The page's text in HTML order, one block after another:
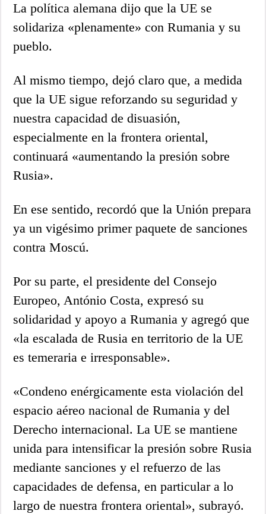
La política alemana dijo que la UE se
solidariza «plenamente» con Rumania y su
pueblo.
Al mismo tiempo, dejó claro que, a medida
que la UE sigue reforzando su seguridad y
nuestra capacidad de disuasión,
especialmente en la frontera oriental,
continuará «aumentando la presión sobre
Rusia».
En ese sentido, recordó que la Unión prepara
ya un vigésimo primer paquete de sanciones
contra Moscú.
Por su parte, el presidente del Consejo
Europeo, António Costa, expresó su
solidaridad y apoyo a Rumania y agregó que
«la escalada de Rusia en territorio de la UE
es temeraria e irresponsable».
«Condeno enérgicamente esta violación del
espacio aéreo nacional de Rumania y del
Derecho internacional. La UE se mantiene
unida para intensificar la presión sobre Rusia
mediante sanciones y el refuerzo de las
capacidades de defensa, en particular a lo
largo de nuestra frontera oriental», subrayó.